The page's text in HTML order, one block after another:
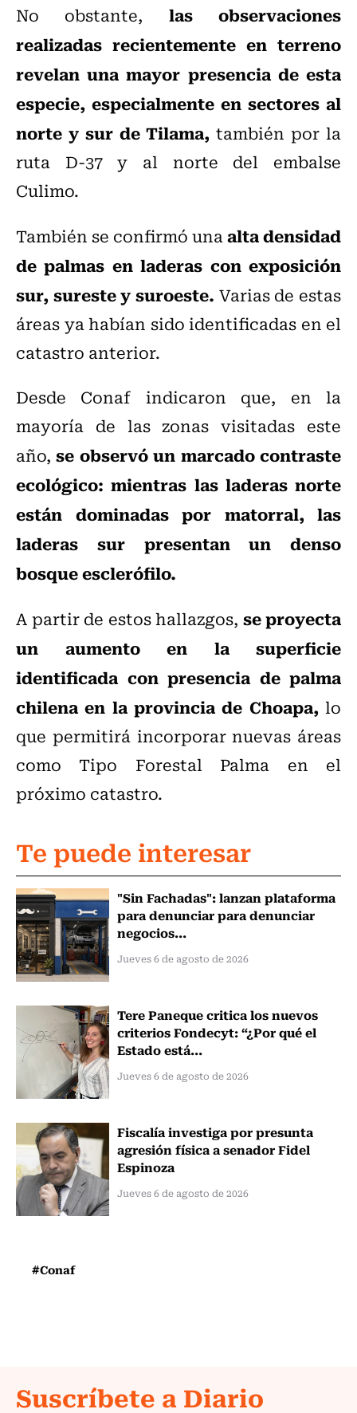
No obstante,
las observaciones
realizadas recientemente en terreno
revelan una mayor presencia de esta
especie, especialmente en sectores al
norte y sur de Tilama, también por la
ruta D-37 y al norte del embalse
Culimo.
También se confirmó unaalta densidad
de palmas en laderas con exposición
sur, sureste y suroeste. Varias de estas
áreas ya habían sido identificadas en el
catastro anterior.
Desde Conaf indicaron que, en la
mayoría de las zonas visitadas este
año, se observó un marcado contraste
ecológico: mientras las laderas norte
están dominadas por matorral, las
laderas sur presentan un denso
bosque esclerófilo.
A partir de estos hallazgos, se proyecta
un aumento en la superficie
identificada con presencia de palma
chilena en la provincia de Choapa, lo
que permitirá incorporar nuevas áreas
como Tipo Forestal Palma en el
próximo catastro.
Te puede interesar
"Sin Fachadas": lanzan plataforma
para denunciar para denunciar
negocios...
Jueves 6 de agosto de 2026
Tere Paneque critica los nuevos
criterios Fondecyt: “¿Por qué el
Estado está...
Jueves 6 de agosto de 2026
Fiscalía investiga por presunta
agresión física a senador Fidel
Espinoza
Jueves 6 de agosto de 2026
#Conaf